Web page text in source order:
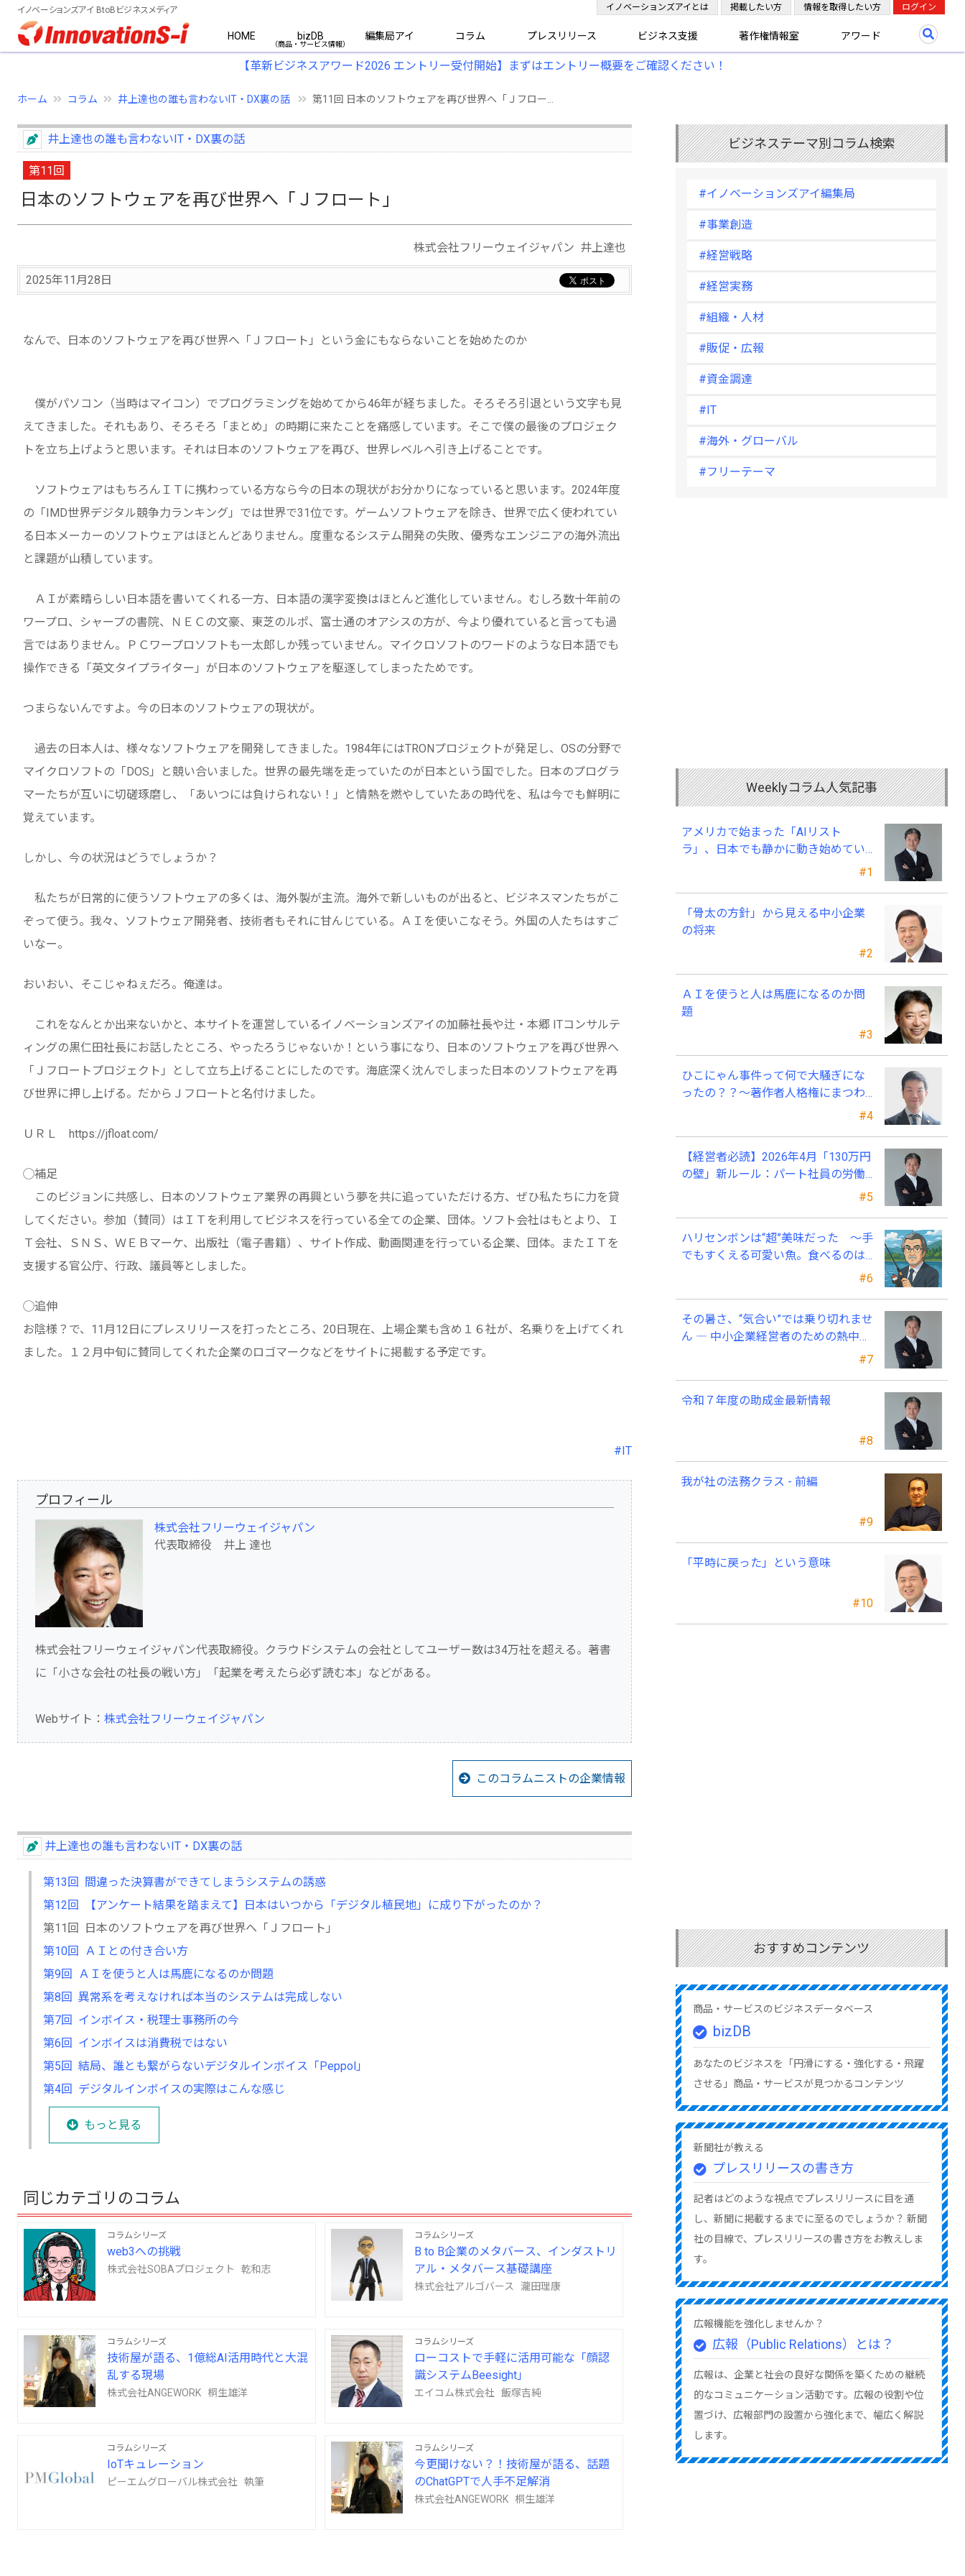
イノベーションズアイ BtoBビジネスメディア
HOME bizDB 編集局アイ コラム プレスリリース ビジネス支援 著作権情報室 アワード
イノベーションズアイとは 掲載したい方 情報を取得したい方 ログイン
【革新ビジネスアワード2026 エントリー受付開始】まずはエントリー概要をご確認ください！
ホーム コラム 井上達也の誰も言わないIT・DX裏の話 第11回 日本のソフトウェアを再び世界へ「Ｊフロー...
井上達也の誰も言わないIT・DX裏の話
第11回
日本のソフトウェアを再び世界へ「Ｊフロート」
株式会社フリーウェイジャパン 井上達也
2025年11月28日
なんで、日本のソフトウェアを再び世界へ「Ｊフロート」という金にもならないことを始めたのか
僕がパソコン（当時はマイコン）でプログラミングを始めてから46年が経ちました。そろそろ引退という文字も見
えてきました。それもあり、そろそろ「まとめ」の時期に来たことを痛感しています。そこで僕の最後のプロジェク
トを立ち上げようと思います。それは日本のソフトウェアを再び、世界レベルへ引き上げることです。
ソフトウェアはもちろんＩＴに携わっている方なら今の日本の現状がお分かりになっていると思います。2024年度
の「IMD世界デジタル競争力ランキング」では世界で31位です。ゲームソフトウェアを除き、世界で広く使われてい
る日本メーカーのソフトウェアはほとんどありません。度重なるシステム開発の失敗、優秀なエンジニアの海外流出
と課題が山積しています。
ＡＩが素晴らしい日本語を書いてくれる一方、日本語の漢字変換はほとんど進化していません。むしろ数十年前の
ワープロ、シャープの書院、ＮＥＣの文豪、東芝のルポ、富士通のオアシスの方が、今より優れていると言っても過
言ではありません。ＰＣワープロソフトも一太郎しか残っていません。マイクロソフトのワードのような日本語でも
操作できる「英文タイプライター」が日本のソフトウェアを駆逐してしまったためです。
つまらないんですよ。今の日本のソフトウェアの現状が。
過去の日本人は、様々なソフトウェアを開発してきました。1984年にはTRONプロジェクトが発足し、OSの分野で
マイクロソフトの「DOS」と競い合いました。世界の最先端を走っていたのが日本という国でした。日本のプログラ
マーたちが互いに切磋琢磨し、「あいつには負けられない！」と情熱を燃やしていたあの時代を、私は今でも鮮明に
覚えています。
しかし、今の状況はどうでしょうか？
私たちが日常的に使うソフトウェアの多くは、海外製が主流。海外で新しいものが出ると、ビジネスマンたちがこ
ぞって使う。我々、ソフトウェア開発者、技術者もそれに甘んじている。ＡＩを使いこなそう。外国の人たちはすご
いなー。
おいおい、そこじゃねぇだろ。俺達は。
これをなんとか出来ないかと、本サイトを運営しているイノベーションズアイの加藤社長や辻・本郷 ITコンサルテ
ィングの黒仁田社長にお話したところ、やったろうじゃないか！という事になり、日本のソフトウェアを再び世界へ
「Ｊフロートプロジェクト」として立ち上げることにしたのです。海底深く沈んでしまった日本のソフトウェアを再
び世界に押し上げる。だからＪフロートと名付けました。
ＵＲＬ https://jfloat.com/
◯補足
このビジョンに共感し、日本のソフトウェア業界の再興という夢を共に追っていただける方、ぜひ私たちに力を貸
してください。参加（賛同）はＩＴを利用してビジネスを行っている全ての企業、団体。ソフト会社はもとより、Ｉ
Ｔ会社、ＳＮＳ、ＷＥＢマーケ、出版社（電子書籍）、サイト作成、動画関連を行っている企業、団体。またＩＴを
支援する官公庁、行政、議員等としました。
◯追伸
お陰様？で、11月12日にプレスリリースを打ったところ、20日現在、上場企業も含め１６社が、名乗りを上げてくれ
ました。１２月中旬に賛同してくれた企業のロゴマークなどをサイトに掲載する予定です。
#IT
プロフィール
株式会社フリーウェイジャパン
代表取締役 井上 達也
株式会社フリーウェイジャパン代表取締役。クラウドシステムの会社としてユーザー数は34万社を超える。著書
に「小さな会社の社長の戦い方」「起業を考えたら必ず読む本」などがある。
Webサイト： 株式会社フリーウェイジャパン
このコラムニストの企業情報
井上達也の誰も言わないIT・DX裏の話
第13回 間違った決算書ができてしまうシステムの誘惑
第12回 【アンケート結果を踏まえて】日本はいつから「デジタル植民地」に成り下がったのか？
第11回 日本のソフトウェアを再び世界へ「Ｊフロート」
第10回 ＡＩとの付き合い方
第9回 ＡＩを使うと人は馬鹿になるのか問題
第8回 異常系を考えなければ本当のシステムは完成しない
第7回 インボイス・税理士事務所の今
第6回 インボイスは消費税ではない
第5回 結局、誰とも繋がらないデジタルインボイス「Peppol」
第4回 デジタルインボイスの実際はこんな感じ
もっと見る
同じカテゴリのコラム
コラムシリーズ
web3への挑戦
株式会社SOBAプロジェクト 乾和志
コラムシリーズ
B to B企業のメタバース、インダストリ
アル・メタバース基礎講座
株式会社アルゴバース 瀧田理康
コラムシリーズ
技術屋が語る、1億総AI活用時代と大混
乱する現場
株式会社ANGEWORK 桐生雄洋
コラムシリーズ
ローコストで手軽に活用可能な「顔認
識システムBeesight」
エイコム株式会社 飯塚吉純
コラムシリーズ
IoTキュレーション
ピーエムグローバル株式会社 執筆
コラムシリーズ
今更聞けない？！技術屋が語る、話題
のChatGPTで人手不足解消
株式会社ANGEWORK 桐生雄洋
ビジネステーマ別コラム検索
#イノベーションズアイ編集局
#事業創造
#経営戦略
#経営実務
#組織・人材
#販促・広報
#資金調達
#IT
#海外・グローバル
#フリーテーマ
Weeklyコラム人気記事
#1
アメリカで始まった「AIリスト
ラ」、日本でも静かに動き始めてい
る ～中小企業経営者が今、見直すべ
#2
「骨太の方針」から見える中小企業
の将来
#3
ＡＩを使うと人は馬鹿になるのか問
題
#4
ひこにゃん事件って何で大騒ぎにな
ったの？？～著作者人格権にまつわ
#5
【経営者必読】2026年4月「130万円
の壁」新ルール：パート社員の労働
条件通知書、今すぐ見直すべき理由
#6
ハリセンボンは“超”美味だった ～手
でもすくえる可愛い魚。食べるのは
#7
その暑さ、“気合い”では乗り切れませ
ん ― 中小企業経営者のための熱中症
#8
令和７年度の助成金最新情報
#9
我が社の法務クラス - 前編
#10
「平時に戻った」という意味
おすすめコンテンツ
商品・サービスのビジネスデータベース
bizDB
あなたのビジネスを「円滑にする・強化する・飛躍
させる」商品・サービスが見つかるコンテンツ
新聞社が教える
プレスリリースの書き方
記者はどのような視点でプレスリリースに目を通
し、新聞に掲載するまでに至るのでしょうか？ 新聞
社の目線で、プレスリリースの書き方をお教えしま
す。
広報機能を強化しませんか？
広報（Public Relations）とは？
広報は、企業と社会の良好な関係を築くための継続
的なコミュニケーション活動です。広報の役割や位
置づけ、広報部門の設置から強化まで、幅広く解説
します。